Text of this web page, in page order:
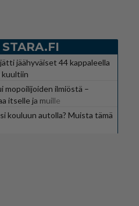
STARA.FI
jäähyväiset 44 kappaleella
kuultiin
mopoilijoiden ilmiöstä –
itselle ja muille
kouluun autolla? Muista tämä